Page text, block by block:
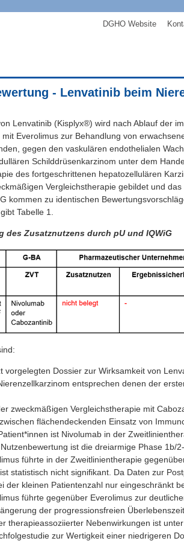
DGHO Website
- Lenvatinib beim
Lenvatinib (Kisplyx®) wird nach Ablauf der
Everolimus zur Behandlung von
gegen den vaskulären endothelialen
Schilddrüsenkarzinom unter dem
des fortgeschrittenen hepatozellulären
Vergleichstherapie gebildet und
kommen zu identischen
Tabelle 1.
des Zusatznutzens durch pU und IQWiG
vorgelegten Dossier zur Wirksamkeit von
entsprechen denen der
zweckmäßigen Vergleichstherapie mit
flächendeckenden Einsatz von
ist Nivolumab in der
ist die dreiarmige Phase 1b/
führte in der Zweitlinientherapie
statistisch nicht signifikant. Da Daten zur
der kleinen Patientenzahl nur eingeschränkt
führte gegenüber Everolimus zur
der progressionsfreien
therapieassoziierter Nebenwirkungen ist
zur Wertigkeit einer niedrigeren